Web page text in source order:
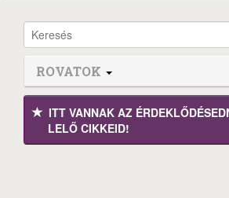
ROVATOK
ITT VANNAK AZ
LELŐ CIKKEID!